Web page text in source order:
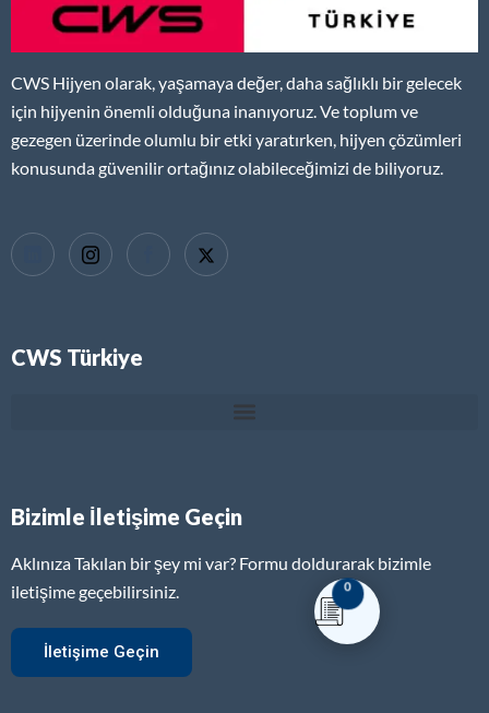
0
CWS Hijyen olarak, yaşamaya değer, daha sağlıklı bir gelecek
için hijyenin önemli olduğuna inanıyoruz. Ve toplum ve
gezegen üzerinde olumlu bir etki yaratırken, hijyen çözümleri
konusunda güvenilir ortağınız olabileceğimizi de biliyoruz.
CWS Türkiye
Bizimle İletişime Geçin
Aklınıza Takılan bir şey mi var? Formu doldurarak bizimle
iletişime geçebilirsiniz.
İletişime Geçin